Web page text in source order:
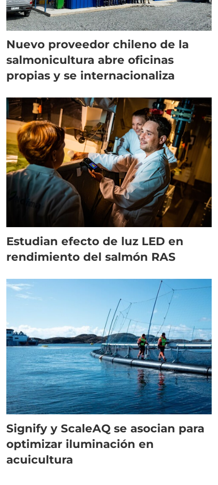
Nuevo proveedor chileno de la
salmonicultura abre oficinas
propias y se internacionaliza
Estudian efecto de luz LED en
rendimiento del salmón RAS
Signify y ScaleAQ se asocian para
optimizar iluminación en
acuicultura